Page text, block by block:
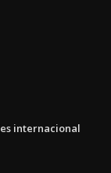
internacional